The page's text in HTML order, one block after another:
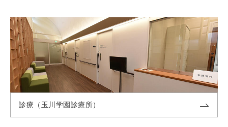
診療（玉川学園診療所）